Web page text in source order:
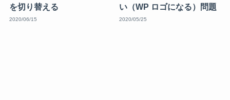
を切り替える
2020/06/15
い（WP ロゴになる）問題
2020/05/25